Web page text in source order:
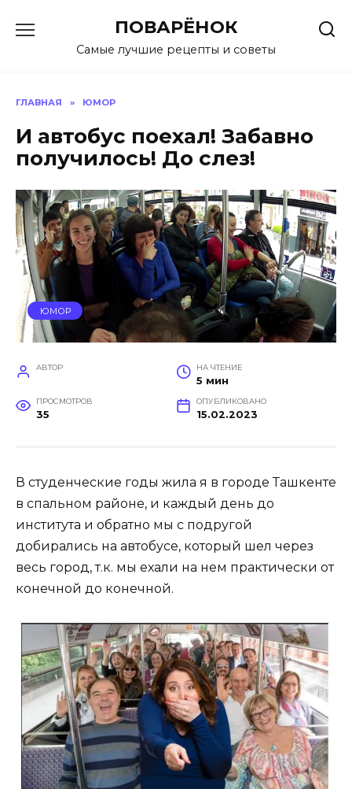
содержанию
ПОВАРЁНОК
Самые лучшие рецепты и советы
ГЛАВНАЯ » ЮМОР
И автобус поехал! Забавно
получилось! До слез!
ЮМОР
АВТОР НА ЧТЕНИЕ
5 мин
ПРОСМОТРОВ
35
ОПУБЛИКОВАНО
15.02.2023
В студенческие годы жила я в городе Ташкенте
в спальном районе, и каждый день до
института и обратно мы с подругой
добирались на автобусе, который шел через
весь город, т.к. мы ехали на нем практически от
конечной до конечной.